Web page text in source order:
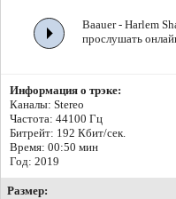
Baauer - Harlem
прослушать
Информация о трэке:
Каналы: Stereo
Частота: 44100 Гц
Битрейт: 192 Кбит/сек.
Время: 00:50 мин
Год: 2019
Размер: